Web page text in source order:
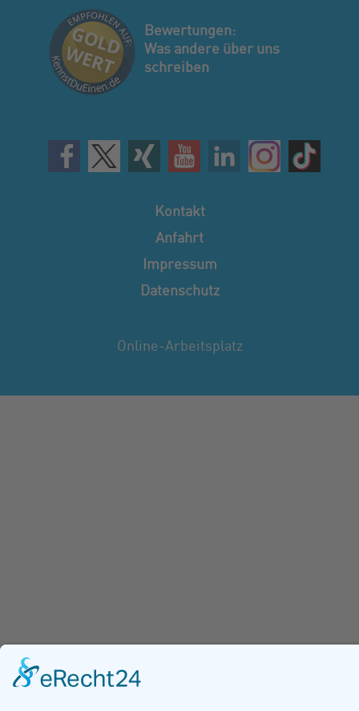
Bewertungen:
Was andere über uns
schreiben
Kontakt
Anfahrt
Impressum
Datenschutz
Online-Arbeitsplatz